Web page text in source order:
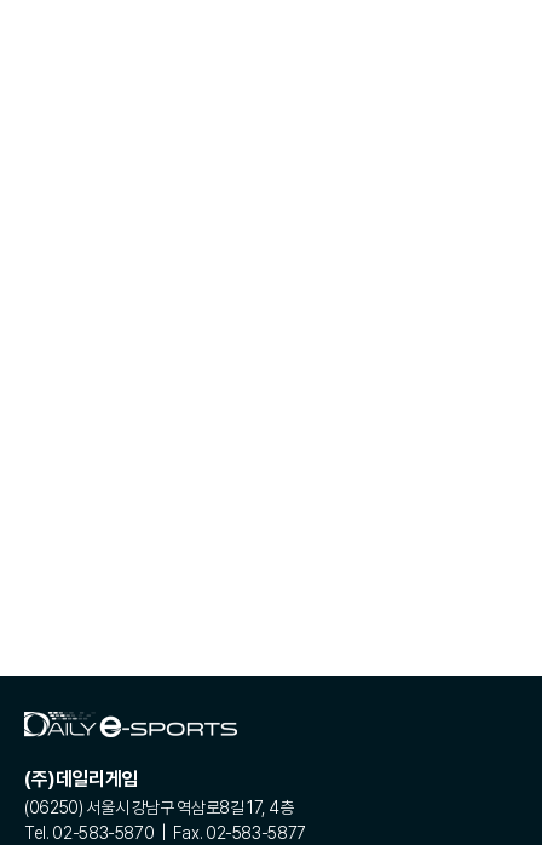
(주)데일리게임
(06250) 서울시 강남구 역삼로8길 17, 4층
Tel. 02-583-5870 | Fax. 02-583-5877